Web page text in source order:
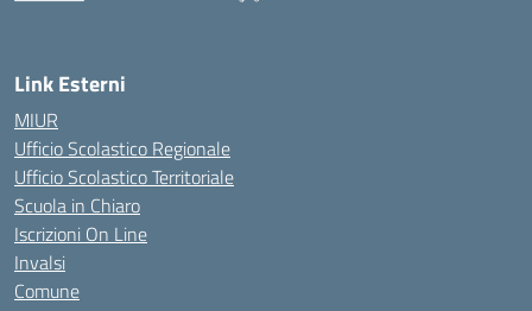
Link Esterni
MIUR
Ufficio Scolastico Regionale
Ufficio Scolastico Territoriale
Scuola in Chiaro
Iscrizioni On Line
Invalsi
Comune